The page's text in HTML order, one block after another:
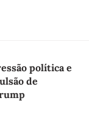
política e
de